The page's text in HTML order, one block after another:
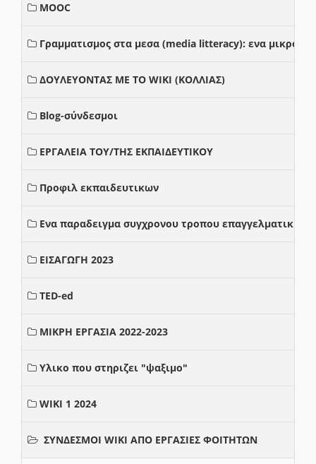
MOOC
Γραμματισμος στα μεσα (media litteracy): ενα μικρο
ΔΟΥΛΕΥΟΝΤΑΣ ΜΕ ΤΟ WIKI (ΚΟΛΛΙΑΣ)
Blog-σύνδεσμοι
ΕΡΓΑΛΕΙΑ ΤΟΥ/ΤΗΣ ΕΚΠΑΙΔΕΥΤΙΚΟΥ
Προφιλ εκπαιδευτικων
Ενα παραδειγμα συγχρονου τροπου επαγγελματικης
ΕΙΣΑΓΩΓΗ 2023
TED-ed
ΜΙΚΡΗ ΕΡΓΑΣΙΑ 2022-2023
Υλικο που στηριζει "ψαξιμο"
WIKI 1 2024
ΣΥΝΔΕΣΜΟΙ WIKI ΑΠΟ ΕΡΓΑΣΙΕΣ ΦΟΙΤΗΤΩΝ